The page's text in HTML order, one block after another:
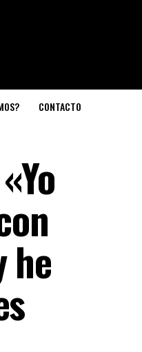
CONTACTO
he